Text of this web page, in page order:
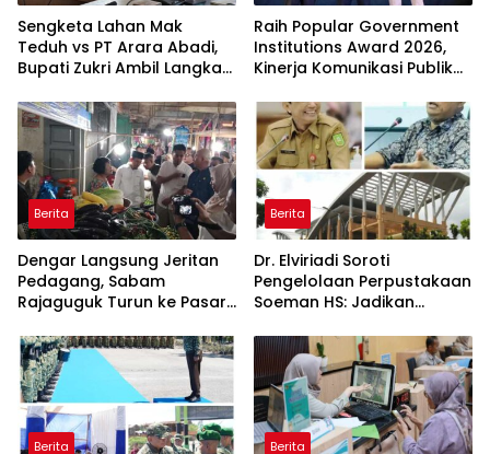
Sengketa Lahan Mak
Teduh vs PT Arara Abadi,
Bupati Zukri Ambil Langkah
Raih Popular Government
Institutions Award 2026,
Kinerja Komunikasi Publik
Kembali Diakui
Berita
Dengar Langsung Jeritan
Pedagang, Sabam
Rajaguguk Turun ke Pasar
Berita
Dr. Elviriadi Soroti
Pengelolaan Perpustakaan
Soeman HS: Jadikan
Kawah Candradimuka
Intelektual
Berita Berita